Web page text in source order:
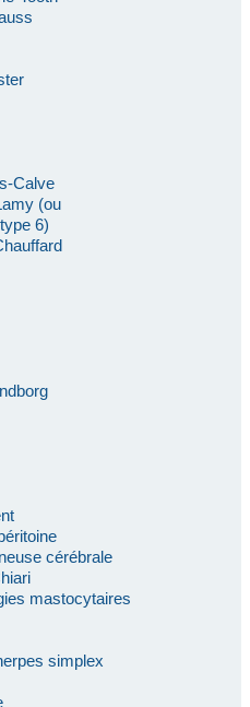
Calve
(ou
6)
cérébrale
mastocytaires
simplex